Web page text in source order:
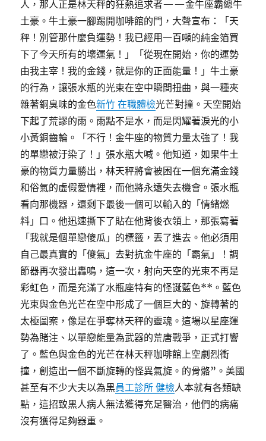
人，那人正是林天秤的狂熱追求者——金牛座霸總牛
土豪。牛土豪一腳踢開咖啡館的門，大聲宣布：「天
秤！別管那什麼負運勢！我已經用一百噸的純金箔買
下了今天所有的壞運氣！」「從現在開始，你的運勢
由我主宰！我的金錢，就是你的正面能量！」牛土豪
的行為，讓張水瓶的光束在空中瞬間扭曲，與一種夾
雜著銅臭味的金色新竹 在職體檢光芒對撞。天空開始
下起了荒謬的雨。雨點不是水，而是閃耀著淚光的小
小黃銅齒輪。「不行！金牛座的物質力量太強了！我
的單戀被汙染了！」張水瓶大喊。他知道，如果牛土
豪的物質力量勝出，林天秤將會被困在一個充滿金錢
和俗氣的虛假愛情裡，而他將永遠失去機會。張水瓶
看向那機器，還剩下最後一個可以輸入的「情緒燃
料」口。他迅速撕下了貼在他背後衣領上，那張寫著
「我就是個單戀傻瓜」的標籤，丟了進去。他必須用
自己最真實的「傻氣」去對抗金牛座的「霸氣」！調
節器再次發出轟鳴，這一次，射向天空的光束不再是
彩虹色，而是充滿了水瓶座特有的怪誕藍色**。藍色
光束與金色光芒在空中形成了一個巨大的、旋轉著的
太極圖案，像是在爭奪林天秤的靈魂。這場以星座運
勢為賭注、以單戀能量為武器的荒唐戰爭，正式打響
了。藍色與金色的光芒在林天秤咖啡館上空劇烈衝
撞，創造出一個不斷旋轉的怪異氣旋。的骨骼”。美國
甚至有不少大夫以為黑員工診所 健檢人本就有各類缺
點，這招致黑人病人無法獲得充足醫治，他們的病痛
沒有獲得足夠器重。